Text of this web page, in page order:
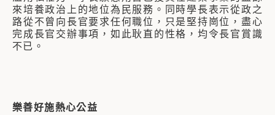
來培養政治上的地位為民服務。同時學長表示從政之
路從不曾向長官要求任何職位，只是堅持崗位，盡心
完成長官交辦事項，如此耿直的性格，均令長官賞識
不已。
樂善好施熱心公益